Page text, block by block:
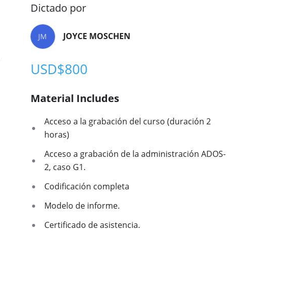
Dictado por
JM JOYCE MOSCHEN
USD$800
Material Includes
Acceso a la grabación del curso (duración 2
horas)
Acceso a grabación de la administración ADOS-
2, caso G1.
Codificación completa
Modelo de informe.
Certificado de asistencia.